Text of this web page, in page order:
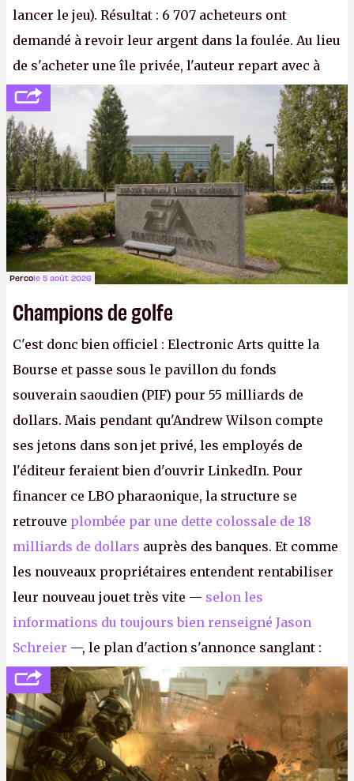
lancer le jeu). Résultat : 6 707 acheteurs ont
demandé à revoir leur argent dans la foulée. Au lieu
de s'acheter une île privée, l'auteur repart avec à
peine 2 000 dollars en poche. C'est toujours plus
cher payé que le temps passé à dev, mais ça
apprendra aux petits malins qu'on ne braque pas
Gabe Newell aussi facilement.P.
Percole 5 août 2026
Champions de golfe
C'est donc bien officiel : Electronic Arts quitte la
Bourse et passe sous le pavillon du fonds
souverain saoudien (PIF) pour 55 milliards de
dollars. Mais pendant qu'Andrew Wilson compte
ses jetons dans son jet privé, les employés de
l'éditeur feraient bien d'ouvrir LinkedIn. Pour
financer ce LBO pharaonique, la structure se
retrouve plombée par une dette colossale de 18
milliards de dollars auprès des banques. Et comme
les nouveaux propriétaires entendent rentabiliser
leur nouveau jouet très vite — selon les
informations du toujours bien renseigné Jason
Schreier —, le plan d'action s'annonce sanglant :
réductions de coûts drastiques, fermetures de
studios et licenciements massifs. En gros, essorer
FCetBattlefield, puis virer le reste.P.